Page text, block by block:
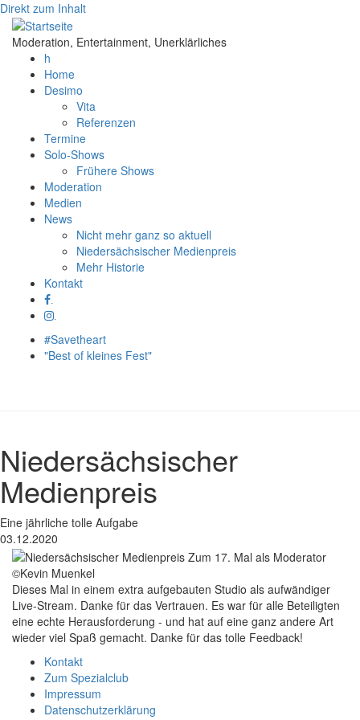
Direkt zum Inhalt
Moderation, Entertainment, Unerklärliches
h
Home
Desimo
Vita
Referenzen
Termine
Solo-Shows
Frühere Shows
Moderation
Medien
News
Nicht mehr ganz so aktuell
Niedersächsischer Medienpreis
Mehr Historie
Kontakt
#Savetheart
"Best of kleines Fest"
Niedersächsischer
Medienpreis
Eine jährliche tolle Aufgabe
03.12.2020
©Kevin Muenkel
Dieses Mal in einem extra aufgebauten Studio als aufwändiger
Live-Stream. Danke für das Vertrauen. Es war für alle Beteiligten
eine echte Herausforderung - und hat auf eine ganz andere Art
wieder viel Spaß gemacht. Danke für das tolle Feedback!
Kontakt
Zum Spezialclub
Impressum
Datenschutzerklärung